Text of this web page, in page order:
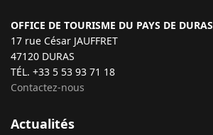
OFFICE DE TOURISME DU PAYS DE DURAS
17 rue César JAUFFRET
47120 DURAS
TÉL. +33 5 53 93 71 18
Contactez-nous
Actualités